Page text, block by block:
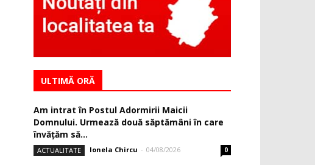
ULTIMĂ ORĂ
Am intrat în Postul Adormirii Maicii
Domnului. Urmează două săptămâni în care
învăţăm să...
ACTUALITATE Ionela Chircu - 04/08/2026 0